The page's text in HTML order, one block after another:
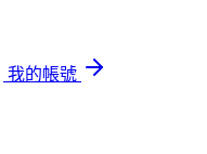
我的帳號